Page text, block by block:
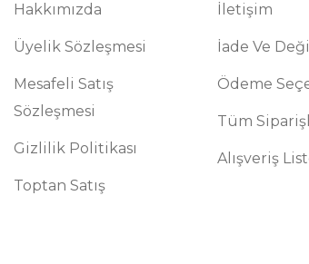
Hakkımızda
Üyelik Sözleşmesi
Mesafeli Satış
Sözleşmesi
Gizlilik Politikası
Toptan Satış
İletişim
İade Ve
Ödeme
Tüm
Alışveriş